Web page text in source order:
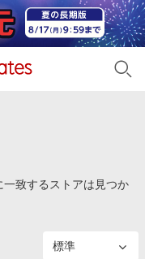
致するストアは見つか